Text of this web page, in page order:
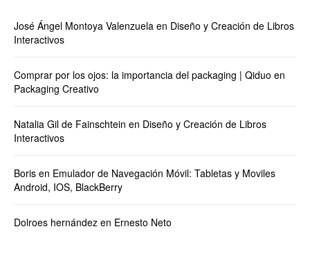
José Ángel Montoya Valenzuela en Diseño y Creación de Libros
Interactivos
Comprar por los ojos: la importancia del packaging | Qiduo en
Packaging Creativo
Natalia Gil de Fainschtein en Diseño y Creación de Libros
Interactivos
Boris en Emulador de Navegación Móvil: Tabletas y Moviles
Android, IOS, BlackBerry
Dolroes hernández en Ernesto Neto